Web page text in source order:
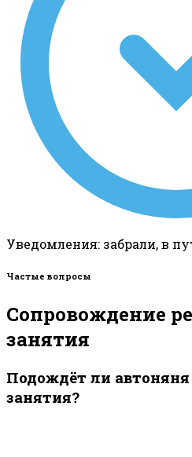
Уведомления: забрали, в
Частые вопросы
Сопровождение
занятия
Подождёт ли автоняня
занятия?